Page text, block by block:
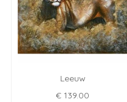
Leeuw
€ 139.00